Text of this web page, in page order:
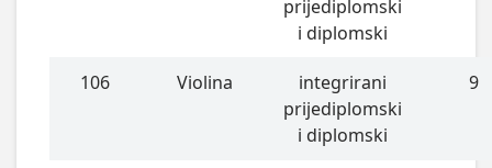
prijediplomski
i diplomski
106 Violina
integrirani
prijediplomski
i diplomski
9